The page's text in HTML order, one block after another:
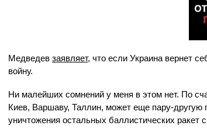
Медведев заявляет, что если Украина вернет
войну.
Ни малейших сомнений у меня в этом нет. По
Киев, Варшаву, Таллин, может еще пару-другую
уничтожения остальных баллистических ракет